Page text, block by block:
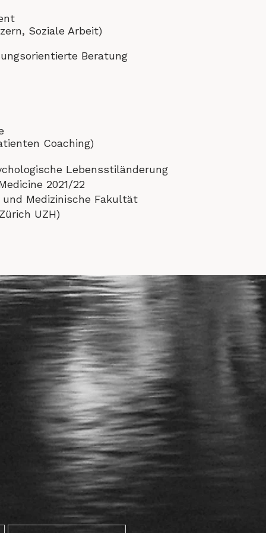
Soziale Arbeit)
Beratung
Coaching)
Lebensstiländerung
2021/22
und Medizinische Fakultät
UZH)